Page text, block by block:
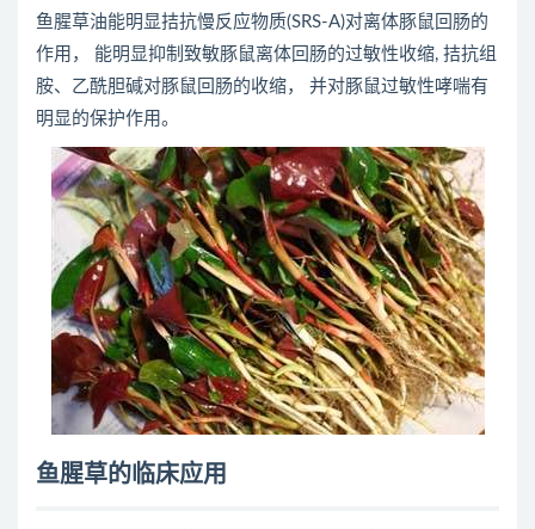
鱼腥草油能明显拮抗慢反应物质(SRS-A)对离体豚鼠回肠的
作用， 能明显抑制致敏豚鼠离体回肠的过敏性收缩, 拮抗组
胺、乙酰胆碱对豚鼠回肠的收缩， 并对豚鼠过敏性哮喘有
明显的保护作用。
鱼腥草的临床应用